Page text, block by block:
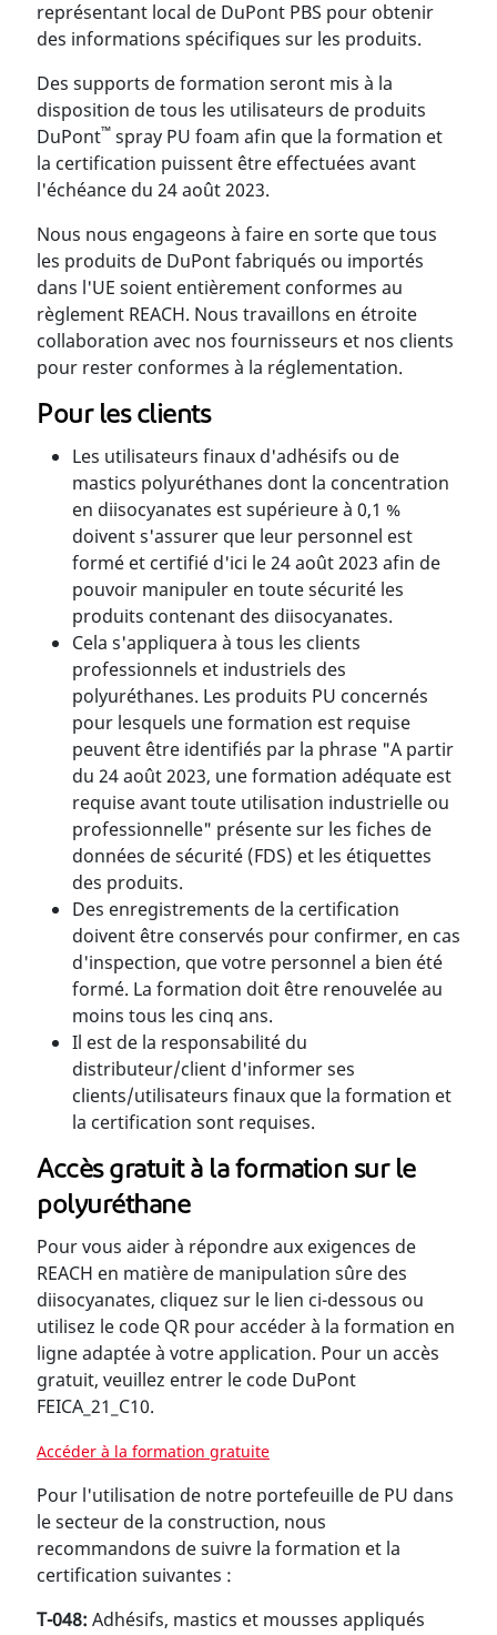
représentant local de DuPont PBS pour obtenir
des informations spécifiques sur les produits.
Des supports de formation seront mis à la
disposition de tous les utilisateurs de produits
DuPont™ spray PU foam afin que la formation et
la certification puissent être effectuées avant
l'échéance du 24 août 2023.
Nous nous engageons à faire en sorte que tous
les produits de DuPont fabriqués ou importés
dans l'UE soient entièrement conformes au
règlement REACH. Nous travaillons en étroite
collaboration avec nos fournisseurs et nos clients
pour rester conformes à la réglementation.
Pour les clients
Les utilisateurs finaux d'adhésifs ou de
mastics polyuréthanes dont la concentration
en diisocyanates est supérieure à 0,1 %
doivent s'assurer que leur personnel est
formé et certifié d'ici le 24 août 2023 afin de
pouvoir manipuler en toute sécurité les
produits contenant des diisocyanates.
Cela s'appliquera à tous les clients
professionnels et industriels des
polyuréthanes. Les produits PU concernés
pour lesquels une formation est requise
peuvent être identifiés par la phrase "A partir
du 24 août 2023, une formation adéquate est
requise avant toute utilisation industrielle ou
professionnelle" présente sur les fiches de
données de sécurité (FDS) et les étiquettes
des produits.
Des enregistrements de la certification
doivent être conservés pour confirmer, en cas
d'inspection, que votre personnel a bien été
formé. La formation doit être renouvelée au
moins tous les cinq ans.
Il est de la responsabilité du
distributeur/client d'informer ses
clients/utilisateurs finaux que la formation et
la certification sont requises.
Accès gratuit à la formation sur le
polyuréthane
Pour vous aider à répondre aux exigences de
REACH en matière de manipulation sûre des
diisocyanates, cliquez sur le lien ci-dessous ou
utilisez le code QR pour accéder à la formation en
ligne adaptée à votre application. Pour un accès
gratuit, veuillez entrer le code DuPont
FEICA_21_C10.
Accéder à la formation gratuite
Pour l'utilisation de notre portefeuille de PU dans
le secteur de la construction, nous
recommandons de suivre la formation et la
certification suivantes :
T-048: Adhésifs, mastics et mousses appliqués